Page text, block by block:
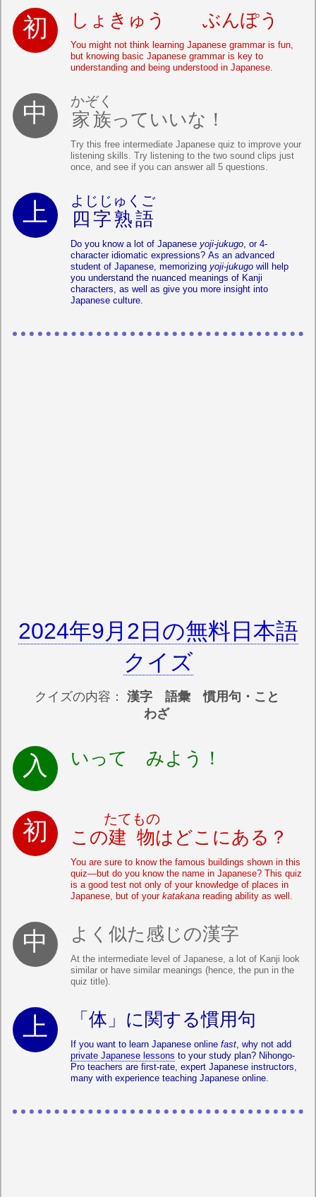
しょきゅう ぶんぽう
You might not think learning Japanese grammar is fun,
but knowing basic Japanese grammar is key to
understanding and being understood in Japanese.
家族
かぞく
っていいな！
Try this free intermediate Japanese quiz to improve your
listening skills. Try listening to the two sound clips just
once, and see if you can answer all 5 questions.
四字熟語
よじじゅくご
Do you know a lot of Japanese yoji-jukugo, or 4-
character idiomatic expressions? As an advanced
student of Japanese, memorizing yoji-jukugo will help
you understand the nuanced meanings of Kanji
characters, as well as give you more insight into
Japanese culture.
2024年9月2日の無料日本語
クイズ
クイズの内容： 漢字 語彙 慣用句・こと
わざ
いって みよう！
この建物
たてもの
はどこにある？
You are sure to know the famous buildings shown in this
quiz—but do you know the name in Japanese? This quiz
is a good test not only of your knowledge of places in
Japanese, but of your katakana reading ability as well.
よく似た感じの漢字
At the intermediate level of Japanese, a lot of Kanji look
similar or have similar meanings (hence, the pun in the
quiz title).
「体」に関する慣用句
If you want to learn Japanese online fast, why not add
private Japanese lessons to your study plan? Nihongo-
Pro teachers are first-rate, expert Japanese instructors,
many with experience teaching Japanese online.